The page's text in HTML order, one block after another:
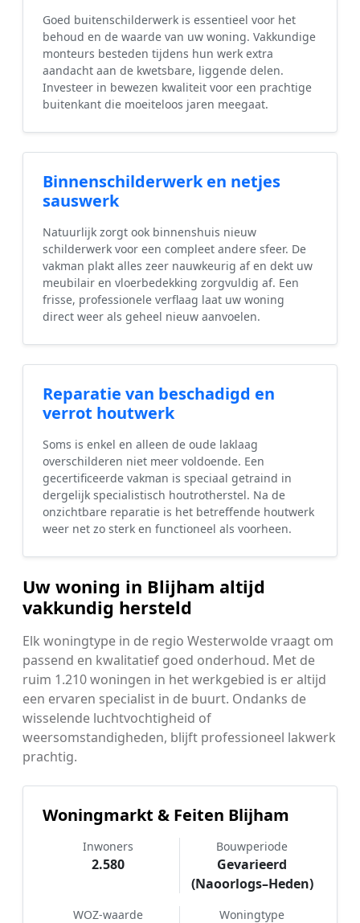
Goed buitenschilderwerk is essentieel voor het
behoud en de waarde van uw woning. Vakkundige
monteurs besteden tijdens hun werk extra
aandacht aan de kwetsbare, liggende delen.
Investeer in bewezen kwaliteit voor een prachtige
buitenkant die moeiteloos jaren meegaat.
Binnenschilderwerk en netjes
sauswerk
Natuurlijk zorgt ook binnenshuis nieuw
schilderwerk voor een compleet andere sfeer. De
vakman plakt alles zeer nauwkeurig af en dekt uw
meubilair en vloerbedekking zorgvuldig af. Een
frisse, professionele verflaag laat uw woning
direct weer als geheel nieuw aanvoelen.
Reparatie van beschadigd en
verrot houtwerk
Soms is enkel en alleen de oude laklaag
overschilderen niet meer voldoende. Een
gecertificeerde vakman is speciaal getraind in
dergelijk specialistisch houtrotherstel. Na de
onzichtbare reparatie is het betreffende houtwerk
weer net zo sterk en functioneel als voorheen.
Uw woning in Blijham altijd
vakkundig hersteld
Elk woningtype in de regio Westerwolde vraagt om
passend en kwalitatief goed onderhoud. Met de
ruim 1.210 woningen in het werkgebied is er altijd
een ervaren specialist in de buurt. Ondanks de
wisselende luchtvochtigheid of
weersomstandigheden, blijft professioneel lakwerk
prachtig.
Woningmarkt & Feiten Blijham
Inwoners
2.580
Bouwperiode
Gevarieerd
(Naoorlogs–Heden)
WOZ-waarde
Woningtype